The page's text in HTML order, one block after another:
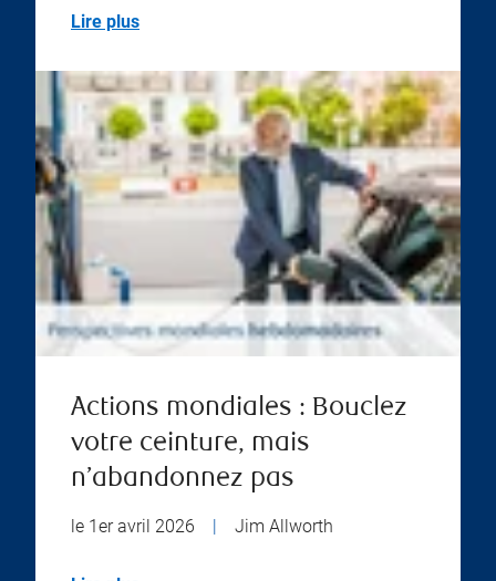
Lire plus
Actions mondiales : Bouclez
votre ceinture, mais
n’abandonnez pas
le 1er avril 2026 | Jim Allworth